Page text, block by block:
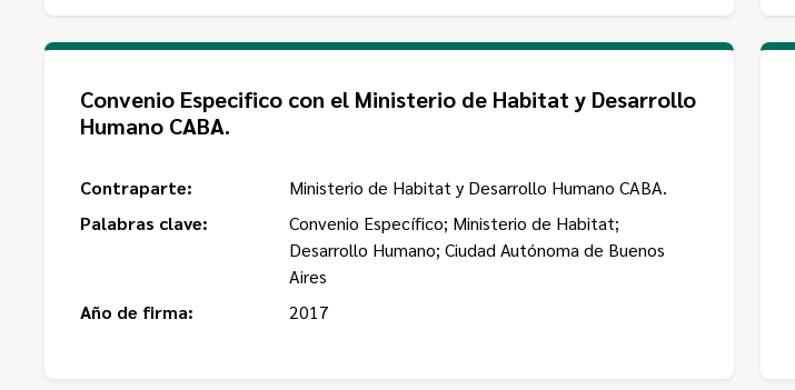
Convenio Especifico con el Ministerio de Habitat y Desarrollo
Humano CABA.
Contraparte:
Ministerio de Habitat y Desarrollo Humano CABA.
Palabras clave:
Convenio Específico; Ministerio de Habitat;
Desarrollo Humano; Ciudad Autónoma de Buenos
Aires
Año de firma:
2017